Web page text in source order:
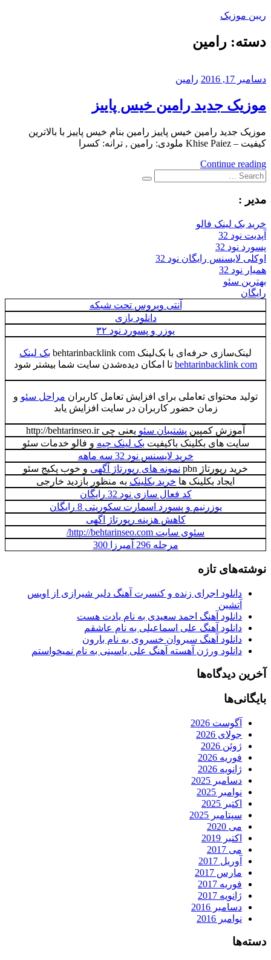
Skip
ریبن موزیک
دانلود
دسته: رامین
دسامبر 17, 2016 رامین
موزیک جدید رامین خیس پاییز
موزیک جدید رامین خیس پاییز رامین بنام خیس پاییز با بالاترین
کیفیت – Khise Paiez ملودی: رامین , ترانه: کسرا
Continue reading
Search
for:
Search
مدیر :
خرید بک لینک فالو
آپدیت نود 32
پسورد نود 32
اوکلی لایسنس رایگان نود 32
همیار نود 32
بهترین سئو
رایگان
آنتی ویروس تحت شبکه
دانلود بازی
یوزر و پسورد نود ۳۲
لینک‌سازی حرفه‌ای با بک‌لینک behtarinbacklink com
بک لینک
behtarinbacklink com تا امکان دیده‌شدن سایت شما بیشتر شود
تولید محتوای تعاملی برای افزایش تعامل کاربران مراحل سئو و
زمان حضور کاربران در سایت افزایش یابد
آموزش کمپین پشتیبان سئو یعنی چی http://behtarinseo.ir
سایت های بکلینک باکیفیت بک لینک چیه و فالو خدمات سئو
خرید لایسنس نود 32 سه ماهه
خرید رپورتاژ pbn
نمونه های رپورتاژ آگهی و خوب پکیج سئو
ایجاد بکلینک ها خرید بکلینک به منظور بازدید خارجی
کد فعال سازی نود 32 رایگان
یوزرنیم و پسورد اسمارت سکوریتی 8 رایگان
کاهش هزینه رپورتاژ اگهی
سئوی سایت http://behtarinseo.com/
مرحله 296 آمیرزا 300
نوشته‌های تازه
دانلود اجرای زنده و کنسرت آهنگ دلبر شیرازی از اویس
آتشین
دانلود آهنگ احمد سعیدی به نام یادت هست
دانلود آهنگ علی اسماعیلی به نام عاشقم
دانلود آهنگ سیروان خسروی به نام بارون
دانلود ورژن آهسته آهنگ علی یاسینی به نام نمیخواستم
آخرین دیدگاه‌ها
بایگانی‌ها
آگوست 2026
جولای 2026
ژوئن 2026
فوریه 2026
ژانویه 2026
دسامبر 2025
نوامبر 2025
اکتبر 2025
سپتامبر 2025
می 2020
اکتبر 2019
می 2017
آوریل 2017
مارس 2017
فوریه 2017
ژانویه 2017
دسامبر 2016
نوامبر 2016
دسته‌ها